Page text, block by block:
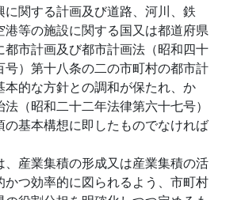
に関する計画及び道路、河川、鉄
港等の施設に関する国又は都道府県
都市計画及び都市計画法（昭和四十
号）第十八条の二の市町村の都市計
本的な方針との調和が保たれ、か
（昭和二十二年法律第六十七号）
の基本構想に即したものでなければ
、産業集積の形成又は産業集積の活
かつ効率的に図られるよう、市町村